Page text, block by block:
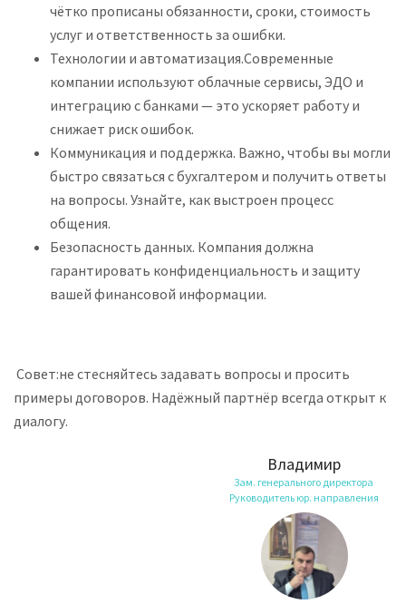
чётко прописаны обязанности, сроки, стоимость
услуг и ответственность за ошибки.
Технологии и автоматизация.Современные
компании используют облачные сервисы, ЭДО и
интеграцию с банками — это ускоряет работу и
снижает риск ошибок.
Коммуникация и поддержка. Важно, чтобы вы могли
быстро связаться с бухгалтером и получить ответы
на вопросы. Узнайте, как выстроен процесс
общения.
Безопасность данных. Компания должна
гарантировать конфиденциальность и защиту
вашей финансовой информации.
Совет:не стесняйтесь задавать вопросы и просить
примеры договоров. Надёжный партнёр всегда открыт к
диалогу.
Владимир
Зам. генерального директора
Руководитель юр. направления